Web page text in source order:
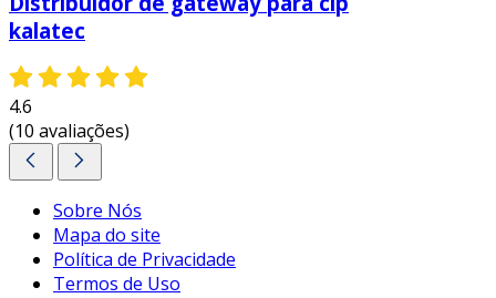
kalatec
4.6
(10 avaliações)
Sobre Nós
Mapa do site
Política de Privacidade
Termos de Uso